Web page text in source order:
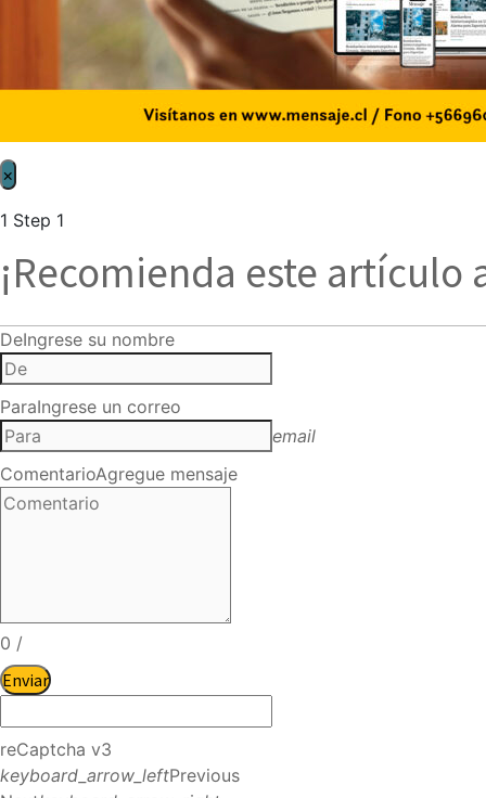
×
1 Step 1
¡Recomienda este artículo
DeIngrese su nombre
ParaIngrese un correo
email
ComentarioAgregue mensaje
0 /
Enviar
reCaptcha v3
keyboard_arrow_leftPrevious